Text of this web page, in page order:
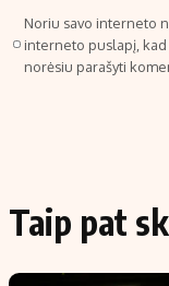
Noriu savo interneto
interneto puslapį, kad
norėsiu parašyti
Taip pat